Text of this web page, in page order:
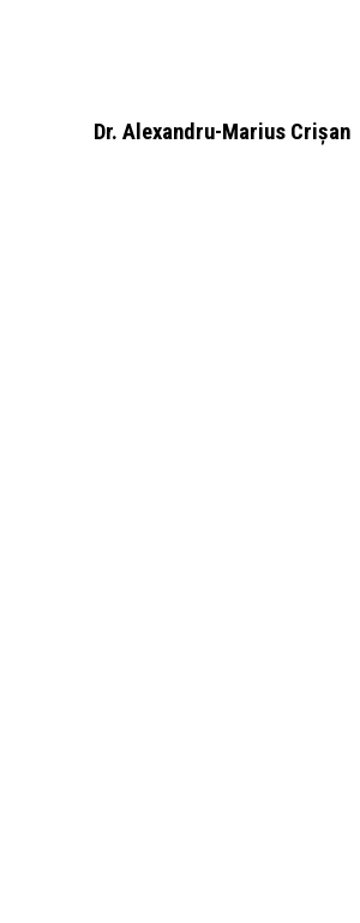
Dr. Alexandru-Marius Crișan